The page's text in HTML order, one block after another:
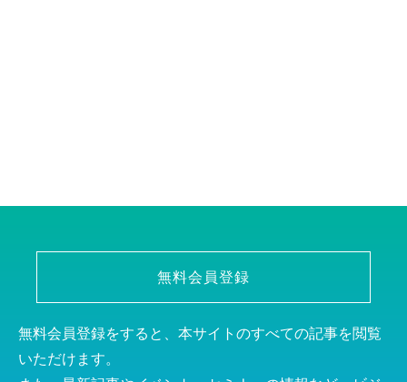
無料会員登録
無料会員登録をすると、本サイトのすべての記事を閲覧
いただけます。